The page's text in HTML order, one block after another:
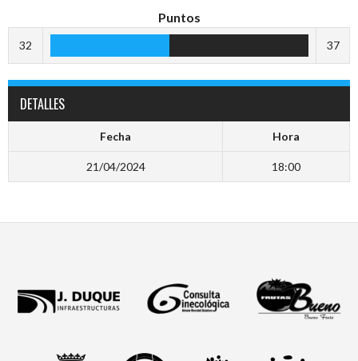
Puntos
32 37
DETALLES
Fecha Hora
21/04/2024 18:00